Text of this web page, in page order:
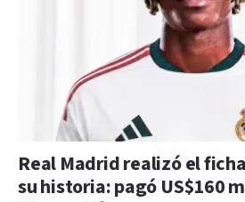
Real Madrid realizó el
su historia: pagó US$160